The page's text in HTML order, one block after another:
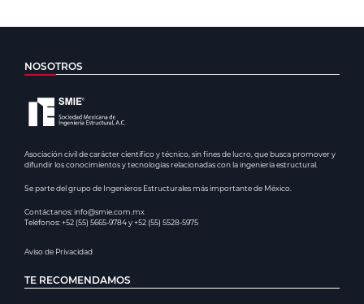
NOSOTROS
Asociación civil de carácter científico y técnico, sin fines de lucro, que busca promover y
difundir los conocimientos y tecnologías relacionadas con la ingeniería estructural.
Se parte del grupo de Ingenieros Estructurales más importante de México.
Contáctanos: info@smie.com.mx
Teléfonos: +52 (55) 5665-9784 y +52 (55) 5528-5975
Aviso de Privacidad
TE RECOMENDAMOS